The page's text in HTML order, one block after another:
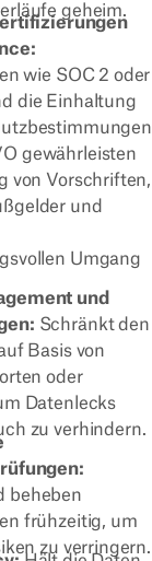
geheim.
wie SOC 2 oder
die Einhaltung
gewährleisten
von Vorschriften,
und
Umgang
und
Schränkt den
Basis von
oder
Datenlecks
zu verhindern.
beheben
frühzeitig, um
zu verringern.